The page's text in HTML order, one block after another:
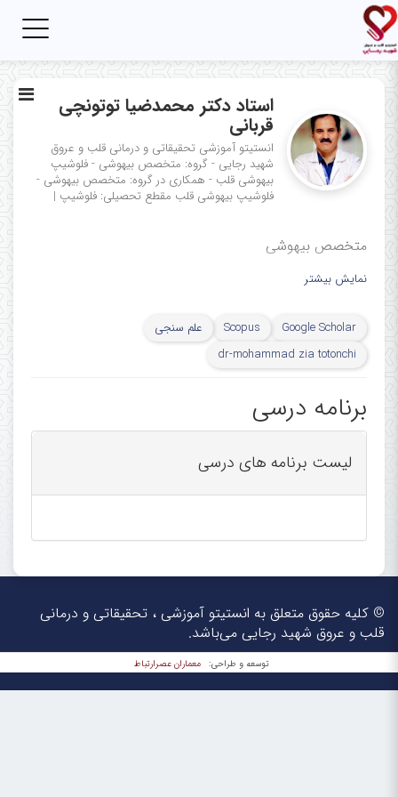
استاد دکتر محمدضیا توتونچی
قربانی
انستیتو آموزشی تحقیقاتی و درمانی قلب و عروق
شهید رجایی - گروه: متخصص بیهوشی - فلوشیپ
بیهوشی قلب - همکاری در گروه: متخصص بیهوشی -
فلوشیپ بیهوشی قلب مقطع تحصیلی: فلوشیپ |
متخصص بیهوشی
نمایش بیشتر
Google Scholar
Scopus
علم سنجی
dr-mohammad zia totonchi
برنامه درسی
لیست برنامه های درسی
© کلیه حقوق متعلق به انستیتو آموزشی ، تحقیقاتی و درمانی
قلب و عروق شهید رجایی می‌باشد.
توسعه و طراحی: معماران عصر‌ارتباط